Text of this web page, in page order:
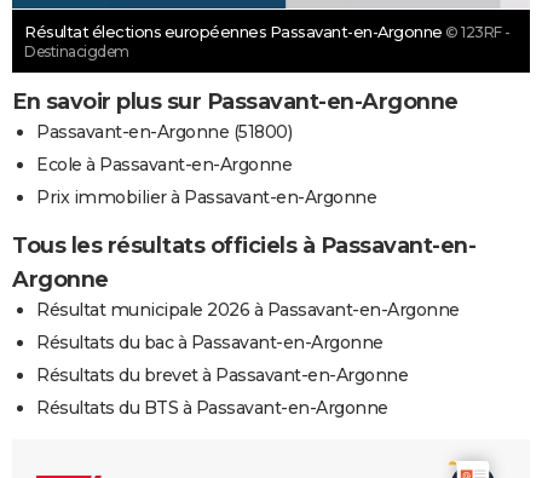
Résultat élections européennes Passavant-en-Argonne © 123RF -
Destinacigdem
En savoir plus sur Passavant-en-Argonne
Passavant-en-Argonne (51800)
Ecole à Passavant-en-Argonne
Prix immobilier à Passavant-en-Argonne
Tous les résultats officiels à Passavant-en-
Argonne
Résultat municipale 2026 à Passavant-en-Argonne
Résultats du bac à Passavant-en-Argonne
Résultats du brevet à Passavant-en-Argonne
Résultats du BTS à Passavant-en-Argonne